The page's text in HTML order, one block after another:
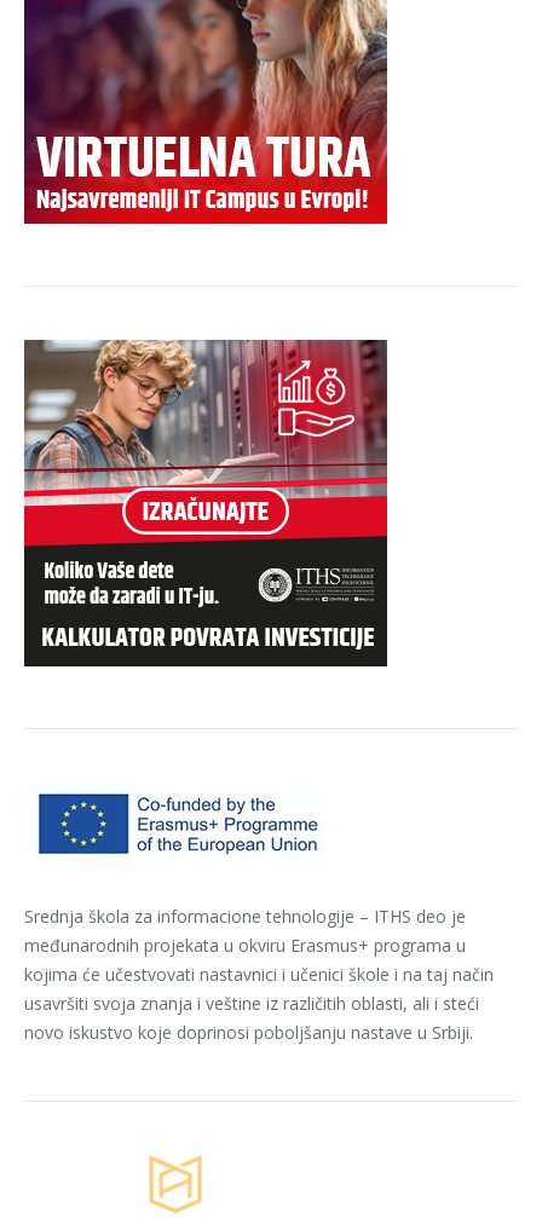
Srednja škola za informacione tehnologije – ITHS deo je
međunarodnih projekata u okviru Erasmus+ programa u
kojima će učestvovati nastavnici i učenici škole i na taj način
usavršiti svoja znanja i veštine iz različitih oblasti, ali i steći
novo iskustvo koje doprinosi poboljšanju nastave u Srbiji.